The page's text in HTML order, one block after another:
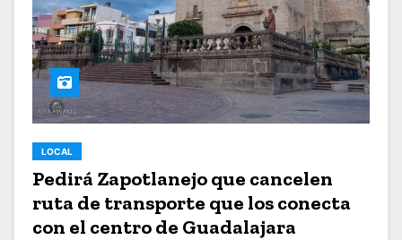
LOCAL
Pedirá Zapotlanejo que cancelen
ruta de transporte que los conecta
con el centro de Guadalajara